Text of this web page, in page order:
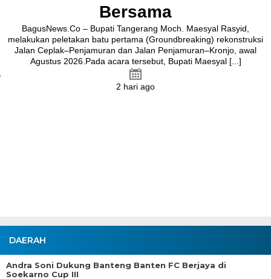
Bersama
BagusNews.Co – Bupati Tangerang Moch. Maesyal Rasyid,
melakukan peletakan batu pertama (Groundbreaking) rekonstruksi
Jalan Ceplak–Penjamuran dan Jalan Penjamuran–Kronjo, awal
Agustus 2026.Pada acara tersebut, Bupati Maesyal [...]
2 hari ago
DAERAH
Andra Soni Dukung Banteng Banten FC Berjaya di
Soekarno Cup III